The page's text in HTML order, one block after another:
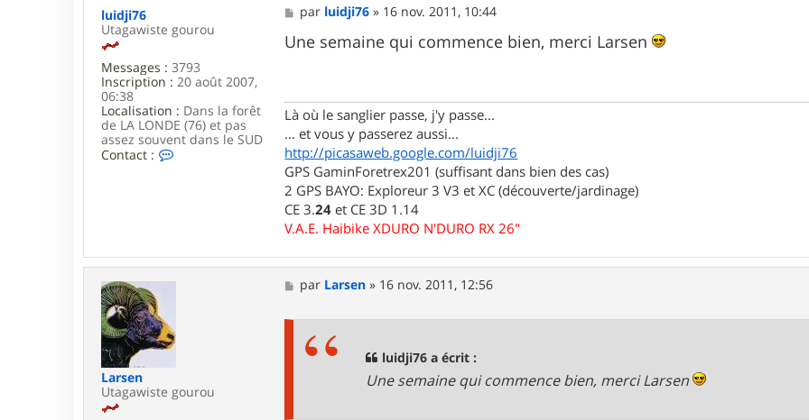
luidji76
Utagawiste gourou
Messages : 3793
Inscription : 20 août 2007,
06:38
Localisation : Dans la forêt
de LA LONDE (76) et pas
assez souvent dans le SUD
Contact :
e
r
l
j
M
e
s
s
par luidji76 » 16 nov. 2011, 10:44
Une semaine qui commence bien, merci Larsen
Là où le sanglier passe, j'y passe...
... et vous y passerez aussi...
http://picasaweb.google.com/luidji76
GPS GaminForetrex201 (suffisant dans bien des cas)
2 GPS BAYO: Exploreur 3 V3 et XC (découverte/jardinage)
CE 3.24 et CE 3D 1.14
V.A.E. Haibike XDURO N'DURO RX 26"
Larsen
Utagawiste gourou
M
e
par Larsen » 16 nov. 2011, 12:56
luidji76 a écrit :
Une semaine qui commence bien, merci Larsen